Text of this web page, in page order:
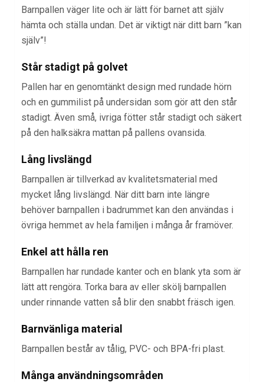
Barnpallen väger lite och är lätt för barnet att själv
hämta och ställa undan. Det är viktigt när ditt barn ”kan
själv”!
Står stadigt på golvet
Pallen har en genomtänkt design med rundade hörn
och en gummilist på undersidan som gör att den står
stadigt. Även små, ivriga fötter står stadigt och säkert
på den halksäkra mattan på pallens ovansida.
Lång livslängd
Barnpallen är tillverkad av kvalitetsmaterial med
mycket lång livslängd. När ditt barn inte längre
behöver barnpallen i badrummet kan den användas i
övriga hemmet av hela familjen i många år framöver.
Enkel att hålla ren
Barnpallen har rundade kanter och en blank yta som är
lätt att rengöra. Torka bara av eller skölj barnpallen
under rinnande vatten så blir den snabbt fräsch igen.
Barnvänliga material
Barnpallen består av tålig, PVC- och BPA-fri plast.
Många användningsområden